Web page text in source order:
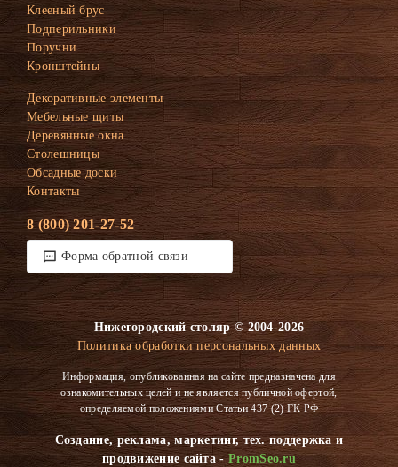
Клееный брус
Подперильники
Поручни
Кронштейны
Декоративные элементы
Мебельные щиты
Деревянные окна
Столешницы
Обсадные доски
Контакты
8 (800) 201-27-52
Форма обратной связи
Нижегородский столяр © 2004-2026
Политика обработки персональных данных
Информация, опубликованная на сайте предназначена для
ознакомительных целей и не является публичной офертой,
определяемой положениями Статьи 437 (2) ГК РФ
Создание, реклама, маркетинг, тех. поддержка и
продвижение сайта -PromSeo.ru